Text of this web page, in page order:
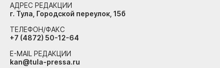
АДРЕС РЕДАКЦИИ
г. Тула, Городской переулок, 15б
ТЕЛЕФОН/ФАКС
+7 (4872) 50-12-64
E-MAIL РЕДАКЦИИ
kan@tula-pressa.ru